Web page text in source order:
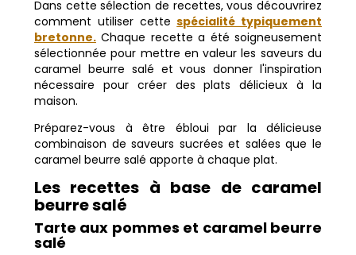
Dans cette sélection de recettes, vous découvrirez
comment utiliser cettespécialité typiquement
bretonne. Chaque recette a été soigneusement
sélectionnée pour mettre en valeur les saveurs du
caramel beurre salé et vous donner l'inspiration
nécessaire pour créer des plats délicieux à la
maison.
Préparez-vous à être ébloui par la délicieuse
combinaison de saveurs sucrées et salées que le
caramel beurre salé apporte à chaque plat.
Les recettes à base de caramel
beurre salé
Tarte aux pommes et caramel beurre
salé